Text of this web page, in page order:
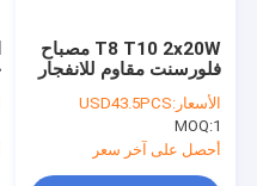
T8 T10 2x20W مصباح
فلورسنت مقاوم للانفجار
خطي مزدوج
الأسعار:USD43.5PCS
MOQ:1
أحصل على آخر سعر